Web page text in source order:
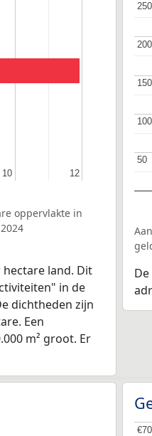
10
10 12
12
oppervlakte in
land. Dit
in de
dichtheden zijn
Een
m² groot. Er
50
50
100
100
150
150
200
200
250
250